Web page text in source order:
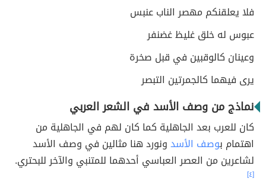
فلا يعلقنكم مهصر الناب عنبس
عبوس له خلق غليظ غضنفر
وعينان كالوقبين في قبل صخرة
يرى فيهما كالجمرتين التبصر
نماذج من وصف الأسد في الشعر العربي
كان للعرب بعد الجاهلية كما كان لهم في الجاهلية من
اهتمام بوصف الأسدونورد هنا مثالين في وصف الأسد
لشاعرين من العصر العباسي أحدهما للمتنبي والآخر للبحتري.
[٤]